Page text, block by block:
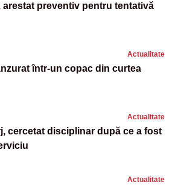
arestat preventiv pentru tentativă
Actualitate
într-un copac din curtea
Actualitate
cercetat disciplinar după ce a fost
Actualitate